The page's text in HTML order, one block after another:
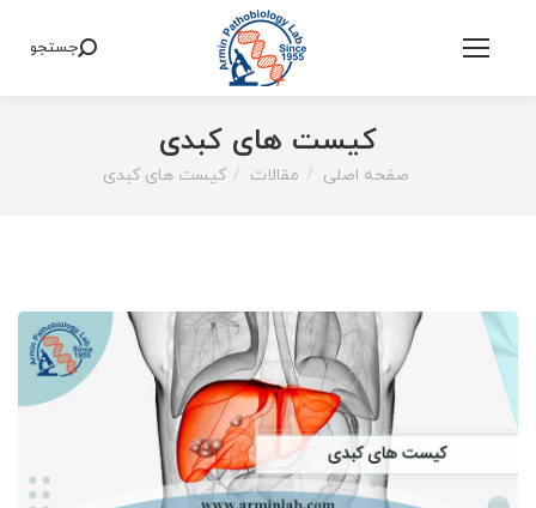
Search:
جستجو
کیست های کبدی
You are here:
صفحه اصلی مقالات کیست های کبدی